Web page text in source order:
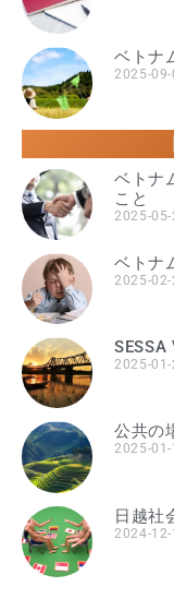
ベトナ
2025-09-
ベトナ
こと
2025-05-
ベトナ
2025-
2025-01-
公共の
2025-01-
日越社
2024-12-